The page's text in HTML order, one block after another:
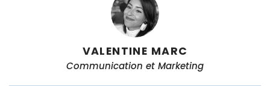
VALENTINE MARC
Communication et Marketing